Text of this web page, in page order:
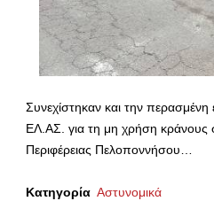
Συνεχίστηκαν και την περασμένη
ΕΛ.ΑΣ. για τη μη χρήση κράνους
Περιφέρειας Πελοποννήσου…
Κατηγορία Αστυνομικά